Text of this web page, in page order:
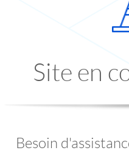
Site en
Besoin